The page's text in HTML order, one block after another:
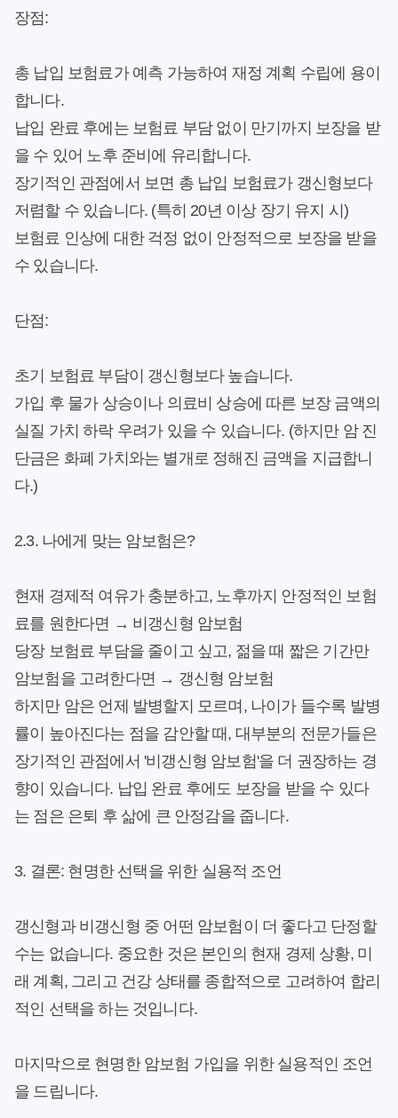
장점:
총 납입 보험료가 예측 가능하여 재정 계획 수립에 용이
합니다.
납입 완료 후에는 보험료 부담 없이 만기까지 보장을 받
을 수 있어 노후 준비에 유리합니다.
장기적인 관점에서 보면 총 납입 보험료가 갱신형보다
저렴할 수 있습니다. (특히 20년 이상 장기 유지 시)
보험료 인상에 대한 걱정 없이 안정적으로 보장을 받을
수 있습니다.
단점:
초기 보험료 부담이 갱신형보다 높습니다.
가입 후 물가 상승이나 의료비 상승에 따른 보장 금액의
실질 가치 하락 우려가 있을 수 있습니다. (하지만 암 진
단금은 화폐 가치와는 별개로 정해진 금액을 지급합니
다.)
2.3. 나에게 맞는 암보험은?
현재 경제적 여유가 충분하고, 노후까지 안정적인 보험
료를 원한다면 → 비갱신형 암보험
당장 보험료 부담을 줄이고 싶고, 젊을 때 짧은 기간만
암보험을 고려한다면 → 갱신형 암보험
하지만 암은 언제 발병할지 모르며, 나이가 들수록 발병
률이 높아진다는 점을 감안할 때, 대부분의 전문가들은
장기적인 관점에서 '비갱신형 암보험'을 더 권장하는 경
향이 있습니다. 납입 완료 후에도 보장을 받을 수 있다
는 점은 은퇴 후 삶에 큰 안정감을 줍니다.
3. 결론: 현명한 선택을 위한 실용적 조언
갱신형과 비갱신형 중 어떤 암보험이 더 좋다고 단정할
수는 없습니다. 중요한 것은 본인의 현재 경제 상황, 미
래 계획, 그리고 건강 상태를 종합적으로 고려하여 합리
적인 선택을 하는 것입니다.
마지막으로 현명한 암보험 가입을 위한 실용적인 조언
을 드립니다.